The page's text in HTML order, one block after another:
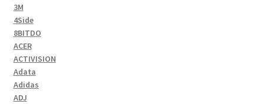
3M
4Side
8BITDO
ACER
ACTIVISION
Adata
Adidas
ADJ